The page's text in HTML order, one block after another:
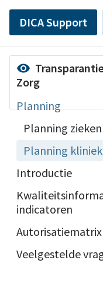
DICA Support
visibility
Zorg
Planning
Planning
Planning
Introductie
indicatoren
Autorisatiematrix
Veelgestelde